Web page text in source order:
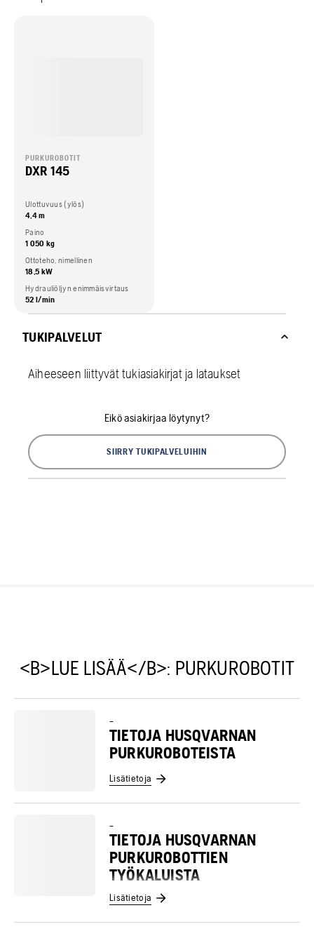
PURKUROBOTIT
DXR 145
Ulottuvuus (ylös)
4,4 m
Paino
1 050 kg
Ottoteho, nimellinen
18,5 kW
Hydrauliöljyn enimmäisvirtaus
52 l/min
TUKIPALVELUT
Aiheeseen liittyvät tukiasiakirjat ja lataukset
Eikö asiakirjaa löytynyt?
SIIRRY TUKIPALVELUIHIN
<B>LUE LISÄÄ</B>: PURKUROBOTIT
–
TIETOJA HUSQVARNAN
PURKUROBOTEISTA
Lisätietoja
–
TIETOJA HUSQVARNAN
PURKUROBOTTIEN
TYÖKALUISTA
Lisätietoja